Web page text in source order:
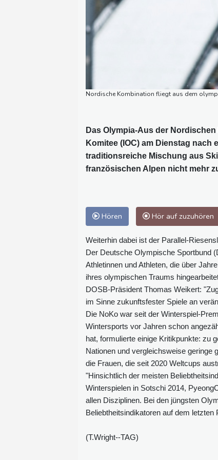
Nordische Kombination fliegt aus dem
Das Olympia-Aus der
Komitee (IOC) am Dienstag
traditionsreiche Mischung aus
französischen Alpen nicht mehr
Hören Hör auf zuzuhören
Weiterhin dabei ist der Parallel-
Der Deutsche Olympische Sportbund
Athletinnen und Athleten, die über
ihres olympischen Traums
DOSB-Präsident Thomas Weikert:
im Sinne zukunftsfester Spiele an
Die NoKo war seit der Winterspiel-
Wintersports vor Jahren schon
hat, formulierte einige Kritikpunkte: zu
Nationen und vergleichsweise geringe
die Frauen, die seit 2020 Weltcups
"Hinsichtlich der meisten
Winterspielen in Sotschi 2014,
allen Disziplinen. Bei den jüngsten
Beliebtheitsindikatoren auf dem letzten
(T.Wright--TAG)